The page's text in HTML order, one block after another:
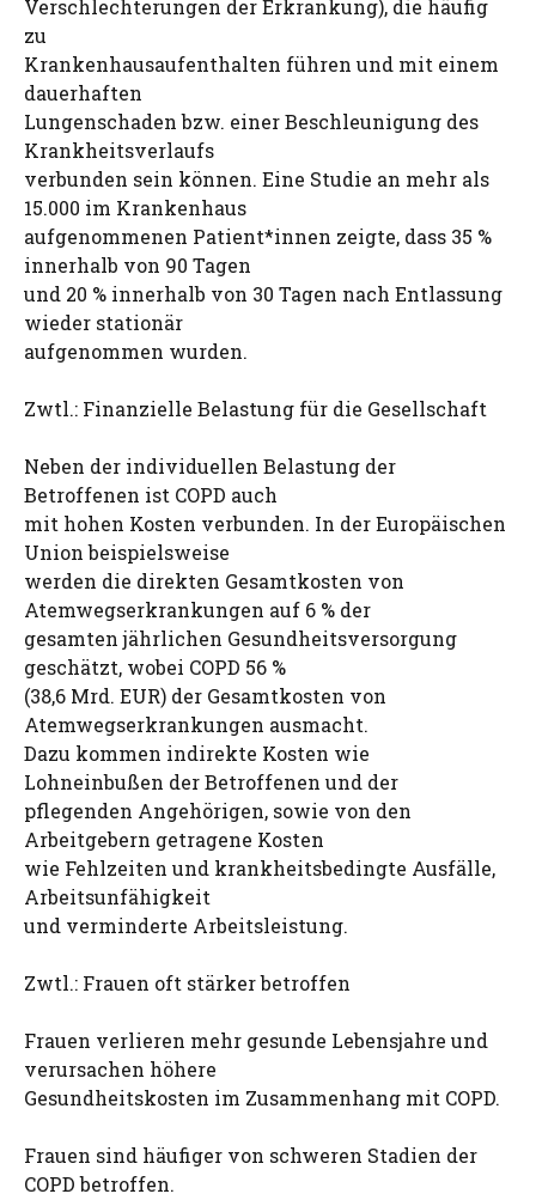
Verschlechterungen der Erkrankung), die häufig
zu
Krankenhausaufenthalten führen und mit einem
dauerhaften
Lungenschaden bzw. einer Beschleunigung des
Krankheitsverlaufs
verbunden sein können. Eine Studie an mehr als
15.000 im Krankenhaus
aufgenommenen Patient*innen zeigte, dass 35 %
innerhalb von 90 Tagen
und 20 % innerhalb von 30 Tagen nach Entlassung
wieder stationär
aufgenommen wurden.
Zwtl.: Finanzielle Belastung für die Gesellschaft
Neben der individuellen Belastung der
Betroffenen ist COPD auch
mit hohen Kosten verbunden. In der Europäischen
Union beispielsweise
werden die direkten Gesamtkosten von
Atemwegserkrankungen auf 6 % der
gesamten jährlichen Gesundheitsversorgung
geschätzt, wobei COPD 56 %
(38,6 Mrd. EUR) der Gesamtkosten von
Atemwegserkrankungen ausmacht.
Dazu kommen indirekte Kosten wie
Lohneinbußen der Betroffenen und der
pflegenden Angehörigen, sowie von den
Arbeitgebern getragene Kosten
wie Fehlzeiten und krankheitsbedingte Ausfälle,
Arbeitsunfähigkeit
und verminderte Arbeitsleistung.
Zwtl.: Frauen oft stärker betroffen
Frauen verlieren mehr gesunde Lebensjahre und
verursachen höhere
Gesundheitskosten im Zusammenhang mit COPD.
Frauen sind häufiger von schweren Stadien der
COPD betroffen.